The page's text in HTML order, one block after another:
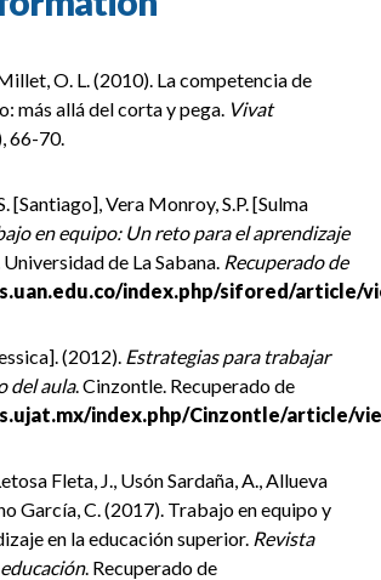
O. L. (2010). La competencia de
más allá del corta y pega. Vivat
66-70.
[Santiago], Vera Monroy, S.P. [Sulma
en equipo: Un reto para el aprendizaje
Universidad de La Sabana. Recuperado de
index.php/sifored/article/
(2012). Estrategias para trabajar
del aula. Cinzontle. Recuperado de
index.php/Cinzontle/article/
Fleta, J., Usón Sardaña, A., Allueva
García, C. (2017). Trabajo en equipo y
en la educación superior. Revista
. Recuperado de